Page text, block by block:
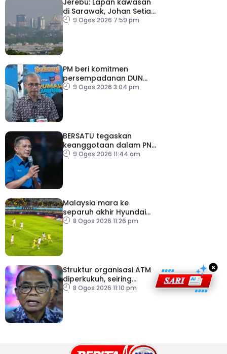
di Sarawak, Johan Setia
di Selangor catat IPU
9 Ogos 2026 7:59 pm
PM beri komitmen
persempadanan DUN
Sarawak, minta laporan
9 Ogos 2026 3:04 pm
BERSATU tegaskan
keanggotaan dalam PN
masih sah
9 Ogos 2026 11:44 am
Malaysia mara ke
separuh akhir Hyundai
ASEAN Cup
8 Ogos 2026 11:26 pm
Struktur organisasi ATM
diperkukuh, seiring
pemodenan aset
8 Ogos 2026 11:10 pm
×